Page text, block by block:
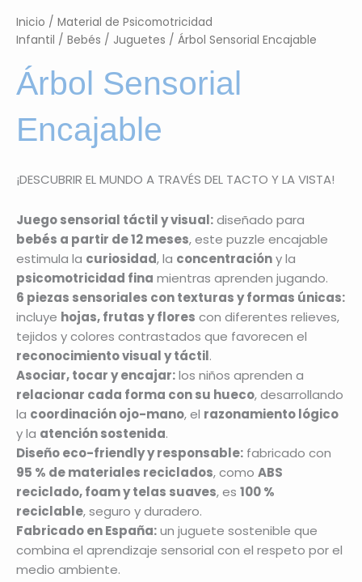
Inicio / Material de Psicomotricidad
Infantil / Bebés / Juguetes / Árbol Sensorial Encajable
Árbol Sensorial
Encajable
¡DESCUBRIR EL MUNDO A TRAVÉS DEL TACTO Y LA VISTA!
Juego sensorial táctil y visual:diseñado para
bebés a partir de 12 meses, este puzzle encajable
estimula la curiosidad, la concentracióny la
psicomotricidad fina mientras aprenden jugando.
6 piezas sensoriales con texturas y formas únicas:
incluye hojas, frutas y flores con diferentes relieves,
tejidos y colores contrastados que favorecen el
reconocimiento visual y táctil.
Asociar, tocar y encajar:los niños aprenden a
relacionar cada forma con su hueco, desarrollando
la coordinación ojo-mano, el razonamiento lógico
y la atención sostenida.
Diseño eco-friendly y responsable: fabricado con
95 % de materiales reciclados, como ABS
reciclado, foam y telas suaves, es 100 %
reciclable, seguro y duradero.
Fabricado en España:un juguete sostenible que
combina el aprendizaje sensorial con el respeto por el
medio ambiente.